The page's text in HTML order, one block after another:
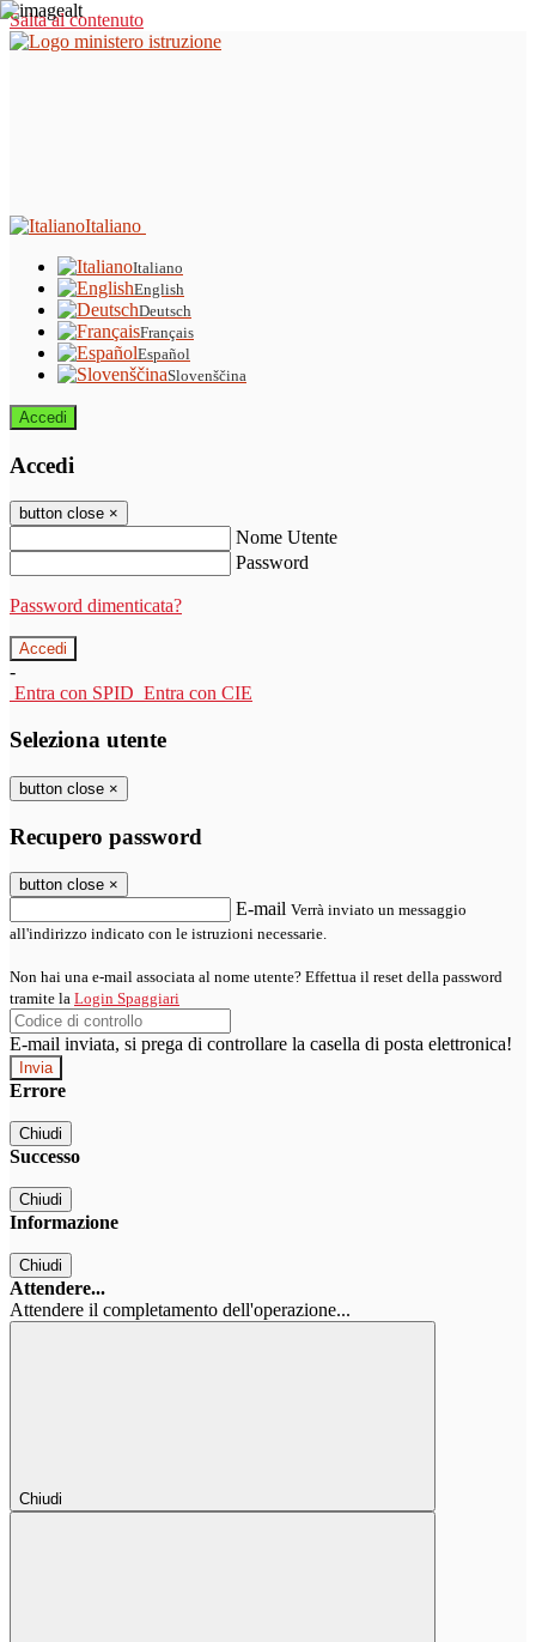
Salta al contenuto
Italiano
Italiano
English
Deutsch
Français
Español
Slovenščina
Accedi
Accedi
button close ×
Nome Utente
Password
Password dimenticata?
-
Entra con SPID Entra con CIE
Seleziona utente
button close ×
Recupero password
button close ×
E-mail Verrà inviato un messaggio
all'indirizzo indicato con le istruzioni necessarie.
Non hai una e-mail associata al nome utente? Effettua il reset della password
tramite la Login Spaggiari
E-mail inviata, si prega di controllare la casella di posta elettronica!
Errore
Chiudi
Successo
Chiudi
Informazione
Chiudi
Attendere...
Attendere il completamento dell'operazione...
Chiudi